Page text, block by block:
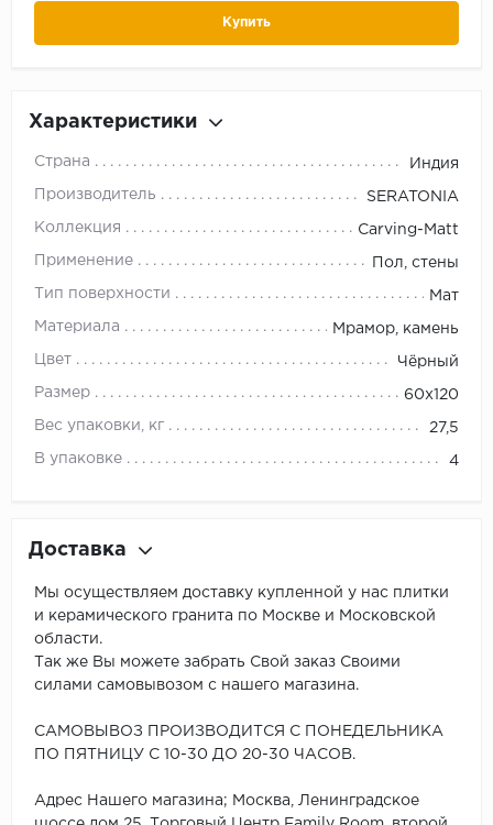
Купить
Характеристики
Страна Индия
Производитель SERATONIA
Коллекция Carving-Matt
Применение Пол, стены
Тип поверхности Мат
Материала Мрамор, камень
Цвет Чёрный
Размер 60х120
Вес упаковки, кг 27,5
В упаковке 4
Доставка
Мы осуществляем доставку купленной у нас плитки
и керамического гранита по Москве и Московской
области.
Так же Вы можете забрать Свой заказ Своими
силами самовывозом с нашего магазина.
САМОВЫВОЗ ПРОИЗВОДИТСЯ С ПОНЕДЕЛЬНИКА
ПО ПЯТНИЦУ С 10-30 ДО 20-30 ЧАСОВ.
Адрес Нашего магазина; Москва, Ленинградское